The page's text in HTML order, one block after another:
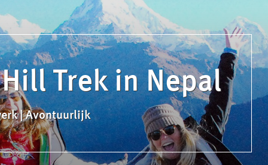
Trek in Nepal
| Avontuurlijk